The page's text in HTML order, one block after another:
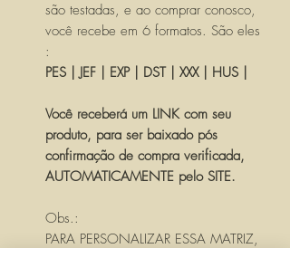
são testadas, e ao comprar conosco,
você recebe em 6 formatos. São eles
:
PES | JEF | EXP | DST | XXX | HUS |
Você receberá um LINK com seu
produto, para ser baixado pós
confirmação de compra verificada,
AUTOMATICAMENTE pelo SITE.
Obs.:
PARA PERSONALIZAR ESSA MATRIZ,